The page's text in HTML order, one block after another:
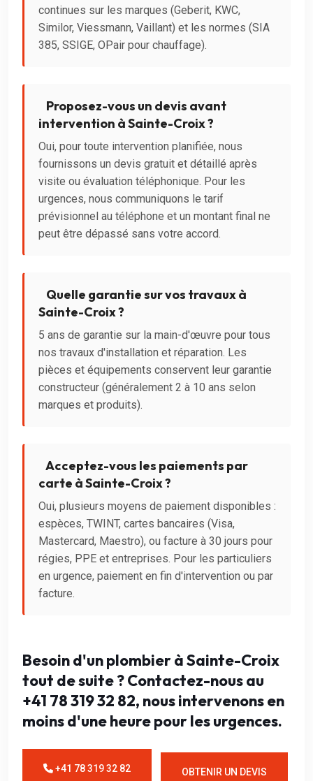
continues sur les marques (Geberit, KWC,
Similor, Viessmann, Vaillant) et les normes (SIA
385, SSIGE, OPair pour chauffage).
Proposez-vous un devis avant
intervention à Sainte-Croix ?
Oui, pour toute intervention planifiée, nous
fournissons un devis gratuit et détaillé après
visite ou évaluation téléphonique. Pour les
urgences, nous communiquons le tarif
prévisionnel au téléphone et un montant final ne
peut être dépassé sans votre accord.
Quelle garantie sur vos travaux à
Sainte-Croix ?
5 ans de garantie sur la main-d'œuvre pour tous
nos travaux d'installation et réparation. Les
pièces et équipements conservent leur garantie
constructeur (généralement 2 à 10 ans selon
marques et produits).
Acceptez-vous les paiements par
carte à Sainte-Croix ?
Oui, plusieurs moyens de paiement disponibles :
espèces, TWINT, cartes bancaires (Visa,
Mastercard, Maestro), ou facture à 30 jours pour
régies, PPE et entreprises. Pour les particuliers
en urgence, paiement en fin d'intervention ou par
facture.
Besoin d'un plombier à Sainte-Croix
tout de suite ? Contactez-nous au
+41 78 319 32 82, nous intervenons en
moins d'une heure pour les urgences.
+41 78 319 32 82 OBTENIR UN DEVIS